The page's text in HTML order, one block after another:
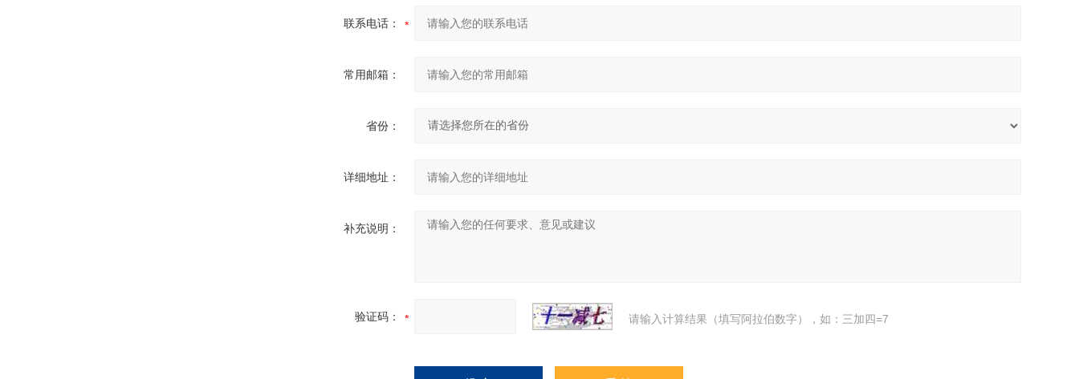
联系电话：
常用邮箱：
省份：
详细地址：
补充说明：
验证码： 请输入计算结果（填写阿拉伯数字），如：三加四=7